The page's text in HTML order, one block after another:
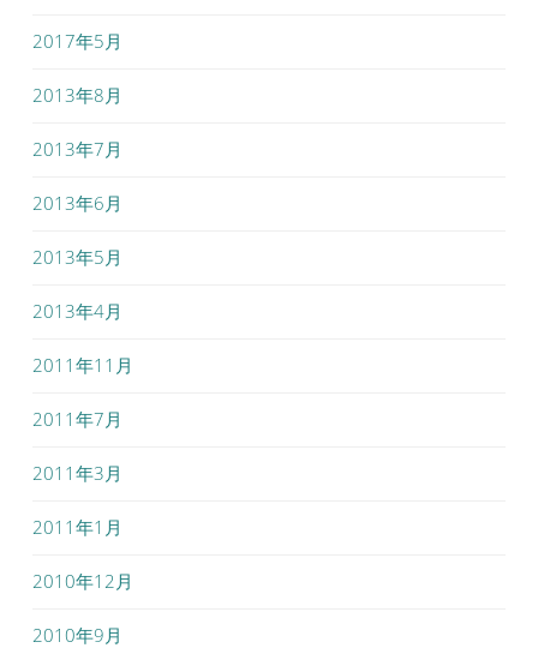
2017年5月
2013年8月
2013年7月
2013年6月
2013年5月
2013年4月
2011年11月
2011年7月
2011年3月
2011年1月
2010年12月
2010年9月